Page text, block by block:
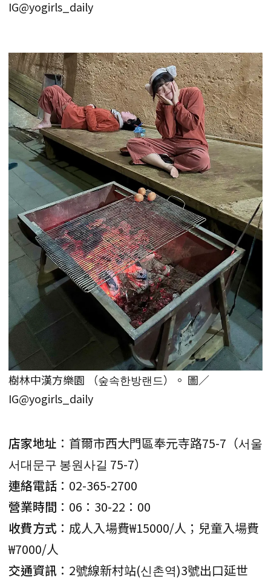
IG@yogirls_daily
樹林中漢方樂園 （숲속한방랜드）。 圖／
IG@yogirls_daily
店家地址 ：首爾市西大門區奉元寺路75-7（서울
서대문구 봉원사길 75-7）
連絡電話 ：02-365-2700
營業時間 ：06：30-22：00
收費方式 ：成人入場費₩15000/人；兒童入場費
₩7000/人
交通資訊 ：2號線新村站(신촌역)3號出口延世